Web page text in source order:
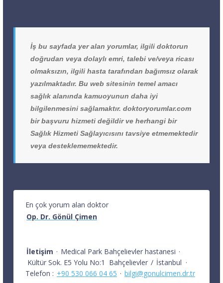
İş bu sayfada yer alan yorumlar, ilgili doktorun
doğrudan veya dolaylı emri, talebi ve/veya ricası
olmaksızın, ilgili hasta tarafından bağımsız olarak
yazılmaktadır. Bu web sitesinin temel amacı
sağlık alanında kamuoyunun daha iyi
bilgilenmesini sağlamaktır. doktoryorumlar.com
bir başvuru hizmeti değildir ve herhangi bir
Sağlık Hizmeti Sağlayıcısını tavsiye etmemektedir
veya desteklememektedir.
En çok yorum alan doktor
Op. Dr. Gönül Çimen
İletişim · Medical Park Bahçelievler hastanesi ·
Kültür Sok. E5 Yolu No:1
Bahçelievler / İstanbul ·
Telefon : +90 530 066 04 65 · bilgi@gonulcimen.dr.tr